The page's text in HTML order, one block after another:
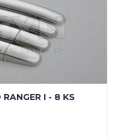
I - 8 KS